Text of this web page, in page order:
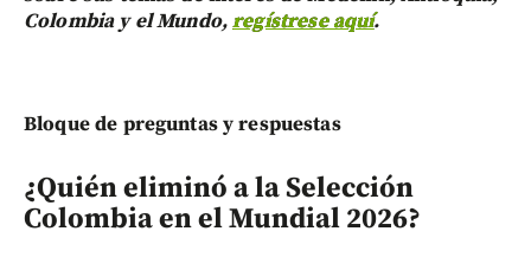
Colombia y el Mundo,regístrese aquí.
Bloque de preguntas y respuestas
¿Quién eliminó a la Selección
Colombia en el Mundial 2026?